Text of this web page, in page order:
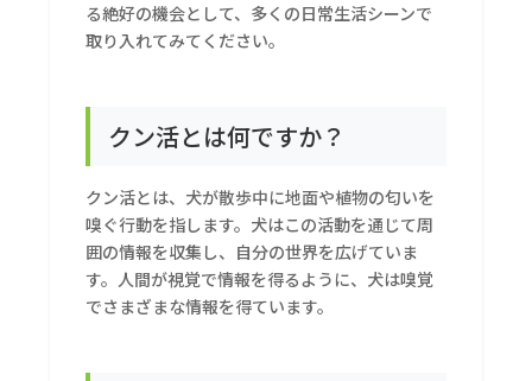
る絶好の機会として、多くの日常生活シーンで
取り入れてみてください。
クン活とは何ですか？
クン活とは、犬が散歩中に地面や植物の匂いを
嗅ぐ行動を指します。犬はこの活動を通じて周
囲の情報を収集し、自分の世界を広げていま
す。人間が視覚で情報を得るように、犬は嗅覚
でさまざまな情報を得ています。